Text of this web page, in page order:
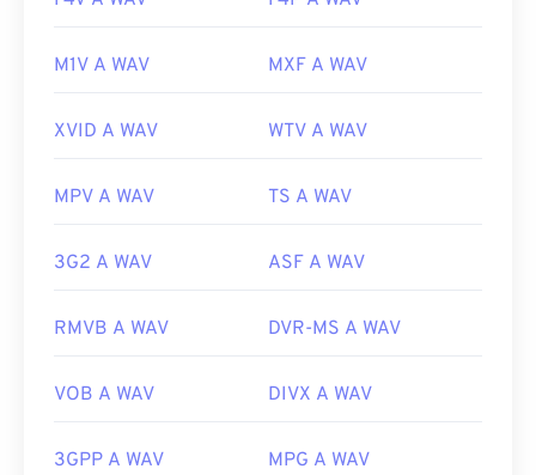
M1V A WAV MXF A WAV
XVID A WAV WTV A WAV
MPV A WAV TS A WAV
3G2 A WAV ASF A WAV
RMVB A WAV DVR-MS A WAV
VOB A WAV DIVX A WAV
3GPP A WAV MPG A WAV